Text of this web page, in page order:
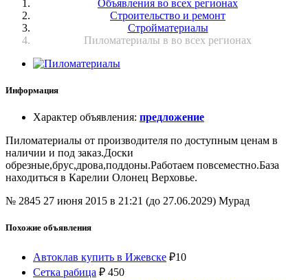
Объявления во всех регионах
Строительство и ремонт
Стройматериалы
Пиломатериалы в во всех регионах
Информация
Характер объявления: предложение
Пиломатериалы от производителя по доступным ценам в
наличии и под заказ.Доски
обрезные,брус,дрова,поддоны.Работаем повсеместно.База
находиться в Карелии Олонец Верховье.
№ 2845 27 июня 2015 в 21:21 (до 27.06.2029) Мурад
Похожие объявления
Автоклав купить в Ижевске ₽10
Сетка рабица ₽ 450